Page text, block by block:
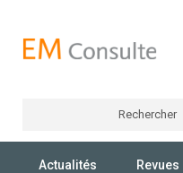
Rechercher
Actualités Revues